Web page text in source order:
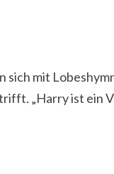
mit
„Harry ist ein